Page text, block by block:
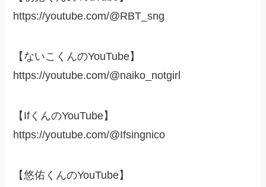
https://youtube.com/@RBT_sng
【ないこくんのYouTube】
https://youtube.com/@naiko_notgirl
【IfくんのYouTube】
https://youtube.com/@Ifsingnico
【悠佑くんのYouTube】